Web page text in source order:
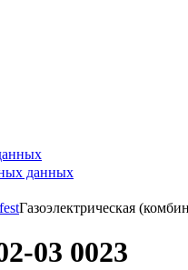
данных
Газоэлектрическая
03 0023